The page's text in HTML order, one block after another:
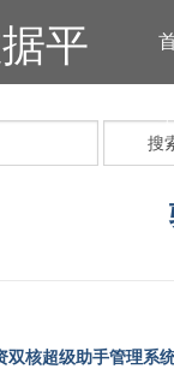
平
搜
双核超级助手管理系